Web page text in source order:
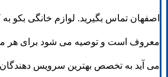
اصفهان تماس بگیرید. لوازم خانگی بکو به
معروف است و توصیه می شود برای هر
می آید به تخصص بهترین سرویس دهندگان